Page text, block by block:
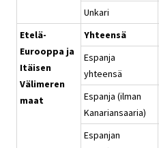
Unkari
Etelä-
Eurooppa ja
Itäisen
Välimeren
maat
Yhteensä
Espanja
yhteensä
Espanja (ilman
Kanariansaaria)
Espanjan